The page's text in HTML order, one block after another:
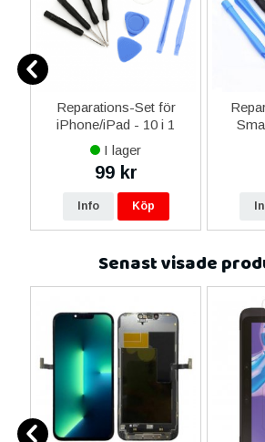
Reparations-Set för
iPhone/iPad - 10 i 1
I lager
99 kr
Info Köp
Senast visade